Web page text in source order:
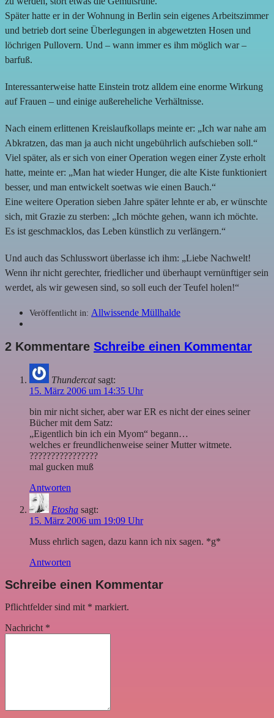
Später hatte er in der Wohnung in Berlin sein eigenes Arbeitszimmer
und betrieb dort seine Überlegungen in abgewetzten Hosen und
löchrigen Pullovern. Und – wann immer es ihm möglich war –
barfuß.
Interessanterweise hatte Einstein trotz alldem eine enorme Wirkung
auf Frauen – und einige außereheliche Verhältnisse.
Nach einem erlittenen Kreislaufkollaps meinte er: „Ich war nahe am
Abkratzen, das man ja auch nicht ungebührlich aufschieben soll.“
Viel später, als er sich von einer Operation wegen einer Zyste erholt
hatte, meinte er: „Man hat wieder Hunger, die alte Kiste funktioniert
besser, und man entwickelt soetwas wie einen Bauch.“
Eine weitere Operation sieben Jahre später lehnte er ab, er wünschte
sich, mit Grazie zu sterben: „Ich möchte gehen, wann ich möchte.
Es ist geschmacklos, das Leben künstlich zu verlängern.“
Und auch das Schlusswort überlasse ich ihm: „Liebe Nachwelt!
Wenn ihr nicht gerechter, friedlicher und überhaupt vernünftiger sein
werdet, als wir gewesen sind, so soll euch der Teufel holen!“
Veröffentlicht in: Allwissende Müllhalde
2 Kommentare Schreibe einen Kommentar
Thundercat sagt:
15. März 2006 um 14:35 Uhr
bin mir nicht sicher, aber war ER es nicht der eines seiner
Bücher mit dem Satz:
„Eigentlich bin ich ein Myom“ begann…
welches er freundlichenweise seiner Mutter witmete.
????????????????
mal gucken muß
Antworten
Etosha sagt:
15. März 2006 um 19:09 Uhr
Muss ehrlich sagen, dazu kann ich nix sagen. *g*
Antworten
Schreibe einen Kommentar
Pflichtfelder sind mit * markiert.
Nachricht *